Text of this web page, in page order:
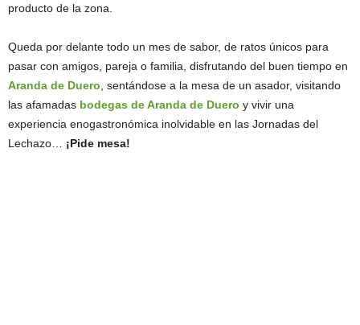
producto de la zona.
Queda por delante todo un mes de sabor, de ratos únicos para
pasar con amigos, pareja o familia, disfrutando del buen tiempo en
Aranda de Duero , sentándose a la mesa de un asador, visitando
las afamadas bodegas de Aranda de Duero y vivir una
experiencia enogastronómica inolvidable en las Jornadas del
Lechazo… ¡Pide mesa!